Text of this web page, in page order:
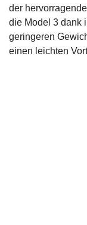
der
die Model 3 dank
geringeren
einen leichten